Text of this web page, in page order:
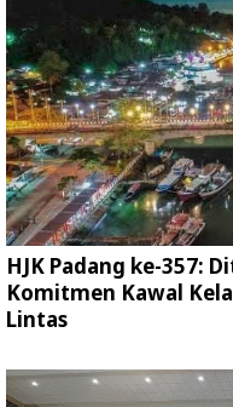
HJK Padang ke-357:
Komitmen Kawal
Lintas